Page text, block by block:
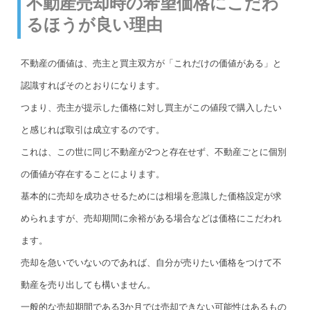
るほうが良い理由
不動産の価値は、売主と買主双方が「これだけの価値がある」と
認識すればそのとおりになります。
つまり、売主が提示した価格に対し買主がこの値段で購入したい
と感じれば取引は成立するのです。
これは、この世に同じ不動産が2つと存在せず、不動産ごとに個別
の価値が存在することによります。
基本的に売却を成功させるためには相場を意識した価格設定が求
められますが、売却期間に余裕がある場合などは価格にこだわれ
ます。
売却を急いでいないのであれば、自分が売りたい価格をつけて不
動産を売り出しても構いません。
一般的な売却期間である3か月では売却できない可能性はあるもの